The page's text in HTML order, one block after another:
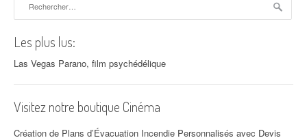
Les plus lus:
Las Vegas Parano, film psychédélique
Visitez notre boutique Cinéma
Création de Plans d’Évacuation Incendie Personnalisés avec Devis